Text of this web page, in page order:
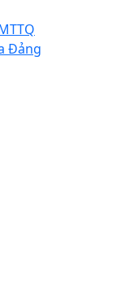
Đảng